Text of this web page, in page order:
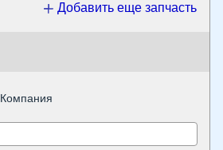
Добавить еще запчасть
Компания